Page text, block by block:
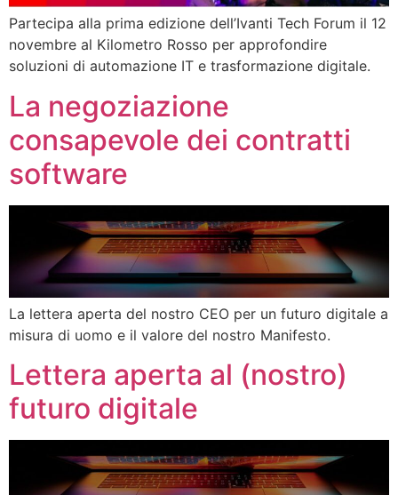
Partecipa alla prima edizione dell’Ivanti Tech Forum il 12
novembre al Kilometro Rosso per approfondire
soluzioni di automazione IT e trasformazione digitale.
La negoziazione
consapevole dei contratti
software
La lettera aperta del nostro CEO per un futuro digitale a
misura di uomo e il valore del nostro Manifesto.
Lettera aperta al (nostro)
futuro digitale